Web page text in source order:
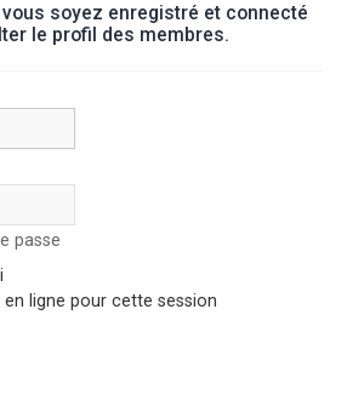
soyez enregistré et connecté
le profil des membres.
passe
ligne pour cette session